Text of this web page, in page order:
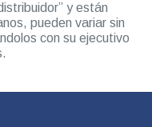
y están
pueden variar sin
con su ejecutivo